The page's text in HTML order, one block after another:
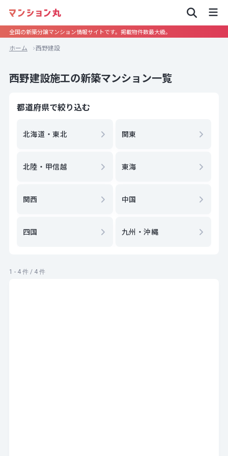
全国の新築分譲マンション情報サイトです。掲載物件数最大級。
ホーム 西野建設
西野建設施工の新築マンション一覧
都道府県で絞り込む
北海道・東北 関東
北陸・甲信越 東海
関西 中国
四国 九州・沖縄
1 - 4 件 / 4 件